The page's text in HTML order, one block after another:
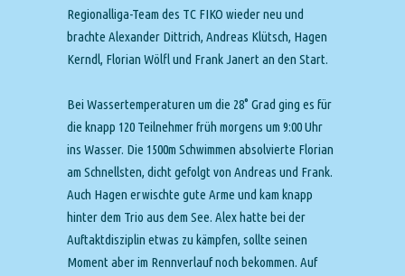
Regionalliga-Team des TC FIKO wieder neu und
brachte Alexander Dittrich, Andreas Klütsch, Hagen
Kerndl, Florian Wölfl und Frank Janert an den Start.
Bei Wassertemperaturen um die 28° Grad ging es für
die knapp 120 Teilnehmer früh morgens um 9:00 Uhr
ins Wasser. Die 1500m Schwimmen absolvierte Florian
am Schnellsten, dicht gefolgt von Andreas und Frank.
Auch Hagen erwischte gute Arme und kam knapp
hinter dem Trio aus dem See. Alex hatte bei der
Auftaktdisziplin etwas zu kämpfen, sollte seinen
Moment aber im Rennverlauf noch bekommen. Auf